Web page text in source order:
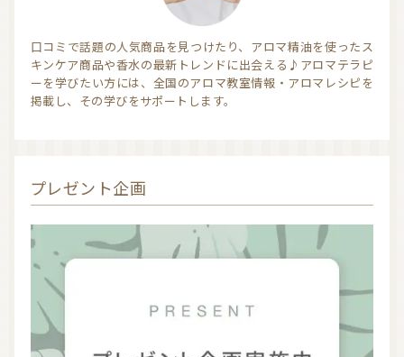
新規顧客の獲得（法人会員様へ）
ITEMS CATEGORY
信頼できるアロマブランド（海外） 和精油ブランド
和精油｜日本の木 和精油（柑橘系）
オーガニック香水 オーガニックコスメ
口コミで話題の人気商品を見つけたり、アロマ精油を使ったス
キンケア商品や香水の最新トレンドに出会える♪アロマテラピ
ーを学びたい方には、全国のアロマ教室情報・アロマレシピを
掲載し、その学びをサポートします。
プレゼント企画